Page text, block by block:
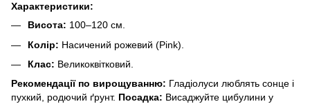
Характеристики:
Висота: 100–120 см.
Колір: Насичений рожевий (Pink).
Клас: Великоквітковий.
Рекомендації по вирощуванню: Гладіолуси люблять сонце і
пухкий, родючий ґрунт. Посадка: Висаджуйте цибулини у